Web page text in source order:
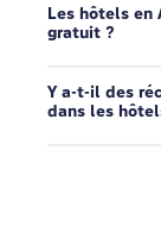
Les hôtels en
gratuit ?
Y a-t-il des
dans les